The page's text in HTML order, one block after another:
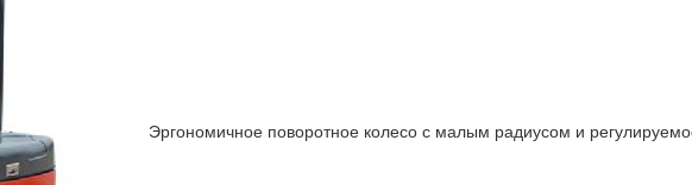
Эргономичное поворотное колесо с малым радиусом и